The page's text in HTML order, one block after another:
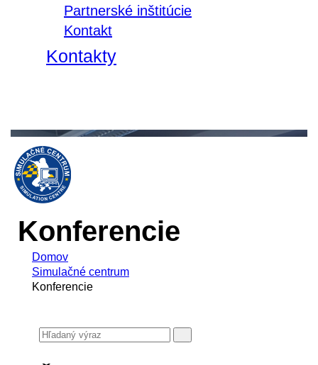
Partnerské inštitúcie
Kontakt
Kontakty
Konferencie
Domov
Simulačné centrum
Konferencie